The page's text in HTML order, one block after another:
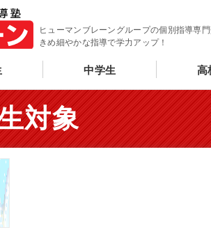
ヒューマンブレーングループの個別指導専門
きめ細やかな指導で学力アップ！
中学生 高
対象